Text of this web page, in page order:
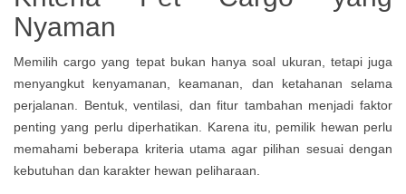
Nyaman
Memilih cargo yang tepat bukan hanya soal ukuran, tetapi juga
menyangkut kenyamanan, keamanan, dan ketahanan selama
perjalanan. Bentuk, ventilasi, dan fitur tambahan menjadi faktor
penting yang perlu diperhatikan. Karena itu, pemilik hewan perlu
memahami beberapa kriteria utama agar pilihan sesuai dengan
kebutuhan dan karakter hewan peliharaan.